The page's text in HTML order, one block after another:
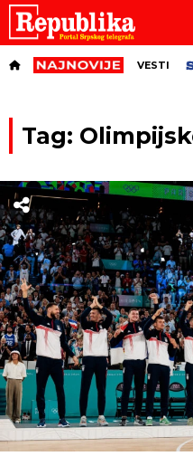
VESTI
Tag: